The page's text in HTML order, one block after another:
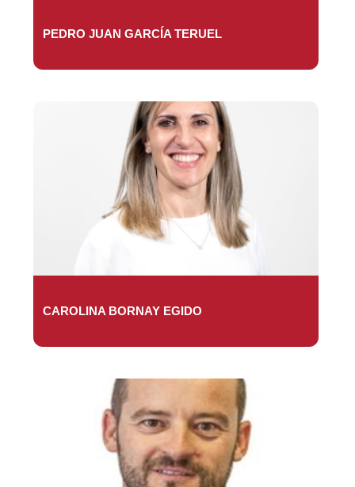
PEDRO JUAN GARCÍA TERUEL
CAROLINA BORNAY EGIDO